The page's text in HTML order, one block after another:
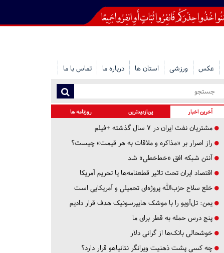
عکس ورزشی استان ها درباره ما تماس با ما
آخرین اخبار پربازدیدترین روزنامه ها
مشتریان نفت ایران در ۷ سال گذشته +فیلم
راز اصرار بر «مذاکره و ملاقات به هر قیمت» چیست؟
آنتن شبکه افق «خط‌خطی» شد
اقتصاد ایران تحت تاثیر قطعنامه‌ها یا تحریم‌ آمریکا
خلع سلاح حزب‌الله پروژه‌ای تحمیلی و آمریکایی است
یمن: تل‌آویو را با موشک هایپرسونیک هدف قرار دادیم
پنج درس‌ حمله به قطر برای ما
خوشحالی بانک‌ها از گرانی دلار
چه کسی پشت ذهنیت ویرانگر نتانیاهو قرار دارد؟